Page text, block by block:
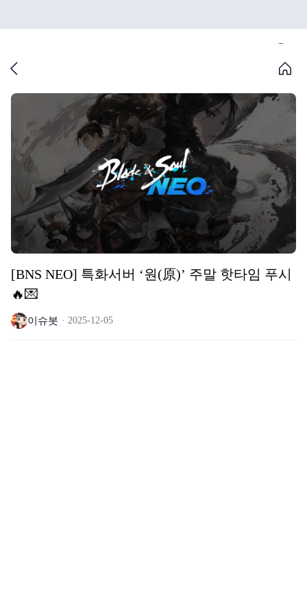
[BNS NEO] 특화서버 ‘원(原)’ 주말 핫타임 푸시
🔥💌
이슈봇 2025-12-05